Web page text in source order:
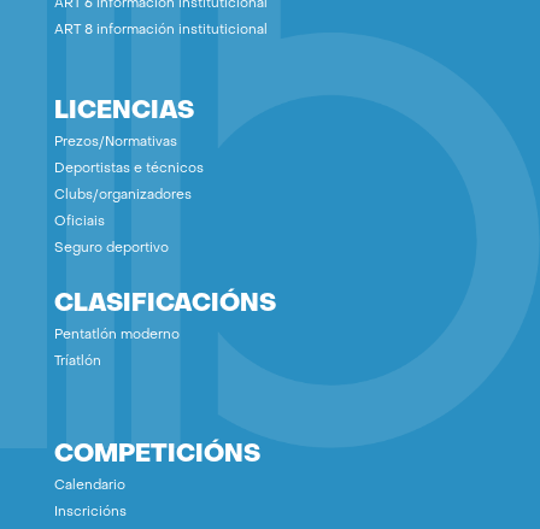
ART 6 información instituticional
ART 8 información instituticional
LICENCIAS
Prezos/Normativas
Deportistas e técnicos
Clubs/organizadores
Oficiais
Seguro deportivo
CLASIFICACIÓNS
Pentatlón moderno
Tríatlón
COMPETICIÓNS
Calendario
Inscricións